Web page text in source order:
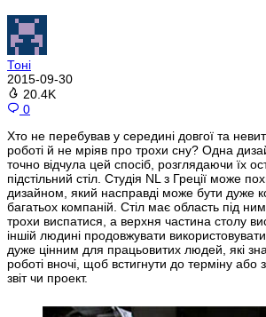
Тоні
2015-09-30
20.4K
0
Хто не перебував у середині довгої та
роботі й не мріяв про трохи сну? Одна
точно відчула цей спосіб, розглядаючи їх
підстільний стіл. Студія NL з Греції може
дизайном, який насправді може бути дуже
багатьох компаній. Стіл має область під
трохи виспатися, а верхня частина столу
іншій людині продовжувати
дуже цінним для працьовитих людей, які
роботі вночі, щоб встигнути до терміну
звіт чи проект.